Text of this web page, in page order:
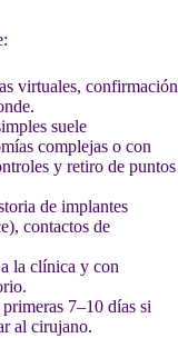
virtuales, confirmación
suele
complejas o con
y retiro de puntos
de implantes
contactos de
la clínica y con
7–10 días si
al cirujano.